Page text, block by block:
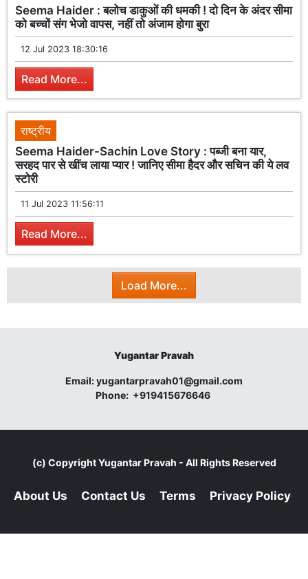
Seema Haider : बलोच डाकुओं की धमकी ! दो दिन के अंदर सीमा
को बच्चों संग भेजो वापस, नहीं तो अंजाम होगा बुरा
12 Jul 2023 18:30:16
Read More...
राष्ट्रीय
Seema Haider-Sachin Love Story : पब्जी बना यार,
सरहद पार से खींच लाया प्यार ! जानिए सीमा हैदर और सचिन की ये लव
स्टोरी
11 Jul 2023 11:56:11
Read More...
Load More...
Yugantar Pravah
Email:yugantarpravah01@gmail.com
Phone: +919415676646
(c) CopyrightYugantar Pravah - All Rights Reserved
About Us Contact Us Terms Privacy Policy